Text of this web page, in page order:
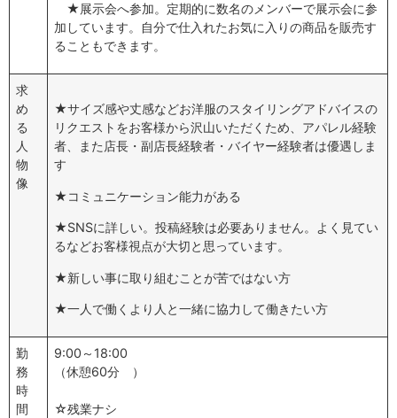
★展示会へ参加。定期的に数名のメンバーで展示会に参
加しています。自分で仕入れたお気に入りの商品を販売す
ることもできます。
求
め
る
人
物
像
★サイズ感や丈感などお洋服のスタイリングアドバイスの
リクエストをお客様から沢山いただくため、アパレル経験
者、また店長・副店長経験者・バイヤー経験者は優遇しま
す
★コミュニケーション能力がある
★SNSに詳しい。投稿経験は必要ありません。よく見てい
るなどお客様視点が大切と思っています。
★新しい事に取り組むことが苦ではない方
★一人で働くより人と一緒に協力して働きたい方
勤
務
時
間
9:00～18:00
（休憩60分 ）
☆残業ナシ